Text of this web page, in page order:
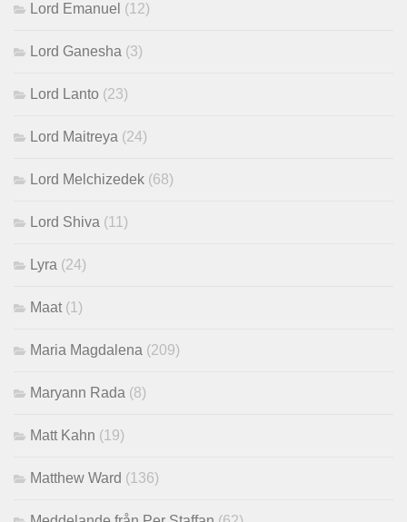
Lord Emanuel (12)
Lord Ganesha (3)
Lord Lanto (23)
Lord Maitreya (24)
Lord Melchizedek (68)
Lord Shiva (11)
Lyra (24)
Maat (1)
Maria Magdalena (209)
Maryann Rada (8)
Matt Kahn (19)
Matthew Ward (136)